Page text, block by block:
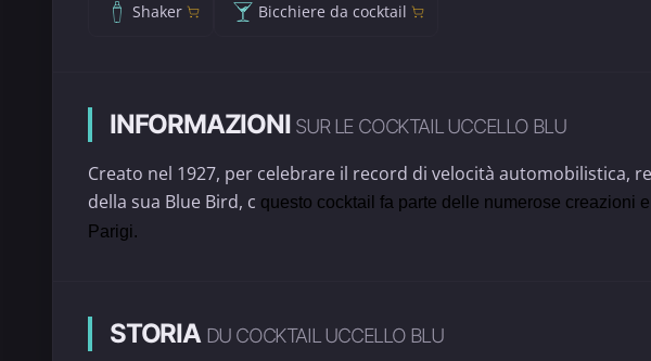
Shaker Bicchiere da cocktail
INFORMAZIONI SUR LE COCKTAIL UCCELLO BLU
Creato nel 1927, per celebrare il record di velocità automobilistica,
della sua Blue Bird, c questo cocktail fa parte delle numerose creazioni
Parigi.
STORIA DU COCKTAIL UCCELLO BLU